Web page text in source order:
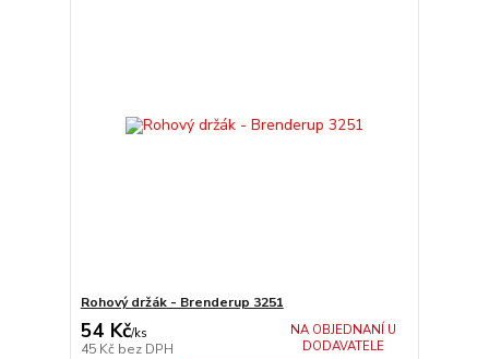
Rohový držák - Brenderup 3251
54 Kč/ks
45 Kč bez DPH
NA OBJEDNANÍ U
DODAVATELE